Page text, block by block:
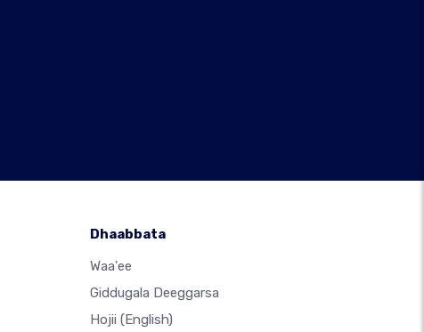
Dhaabbata
Waa'ee
Giddugala Deeggarsa
Hojii (English)